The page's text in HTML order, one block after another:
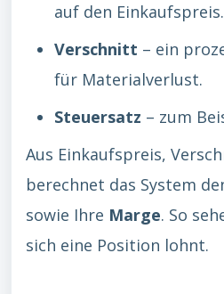
auf den Einkaufspreis.
Verschnitt – ein
für Materialverlust.
Steuersatz – zum
Aus Einkaufspreis,
berechnet das System
sowie Ihre Marge. So
sich eine Position lohnt.